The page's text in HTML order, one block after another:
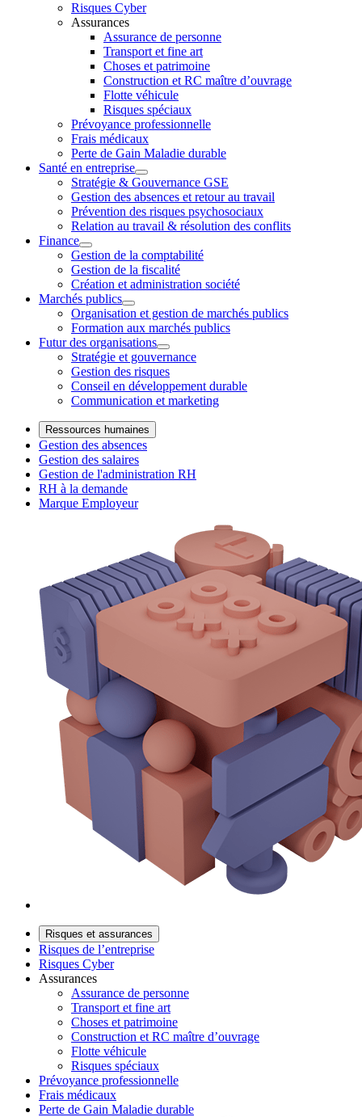
Risques Cyber
Assurances
Assurance de personne
Transport et fine art
Choses et patrimoine
Construction et RC maître d’ouvrage
Flotte véhicule
Risques spéciaux
Prévoyance professionnelle
Frais médicaux
Perte de Gain Maladie durable
Santé en entreprise
Stratégie & Gouvernance GSE
Gestion des absences et retour au travail
Prévention des risques psychosociaux
Relation au travail & résolution des conflits
Finance
Gestion de la comptabilité
Gestion de la fiscalité
Création et administration société
Marchés publics
Organisation et gestion de marchés publics
Formation aux marchés publics
Futur des organisations
Stratégie et gouvernance
Gestion des risques
Conseil en développement durable
Communication et marketing
Ressources humaines
Gestion des absences
Gestion des salaires
Gestion de l'administration RH
RH à la demande
Marque Employeur
Risques et assurances
Risques de l’entreprise
Risques Cyber
Assurances
Assurance de personne
Transport et fine art
Choses et patrimoine
Construction et RC maître d’ouvrage
Flotte véhicule
Risques spéciaux
Prévoyance professionnelle
Frais médicaux
Perte de Gain Maladie durable